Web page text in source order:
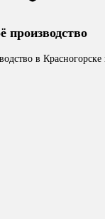
производство
в